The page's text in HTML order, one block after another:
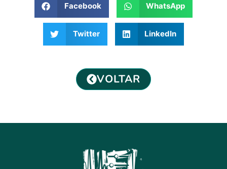
Facebook WhatsApp
Twitter LinkedIn
VOLTAR